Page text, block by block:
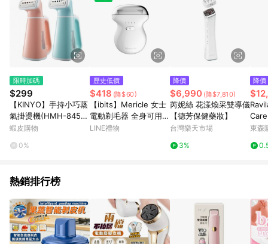
限時加碼
$299
【KINYO】手持小巧蒸
氣掛燙機(HMH-8450)
｜藍色 粉色 兩色選 H
蝦皮購物
0%
歷史低價
$418 (降$60)
【ibits】Mericle 女士
電動剃毛器 全身可用
無痛除毛 乾濕兩用 智
LINE禮物
降價
$6,990 (降$7,810)
芮妮絲 花漾煥采雙導儀
【德芳保健藥妝】
台灣樂天市場
3%
降價
東森
熱銷排行榜